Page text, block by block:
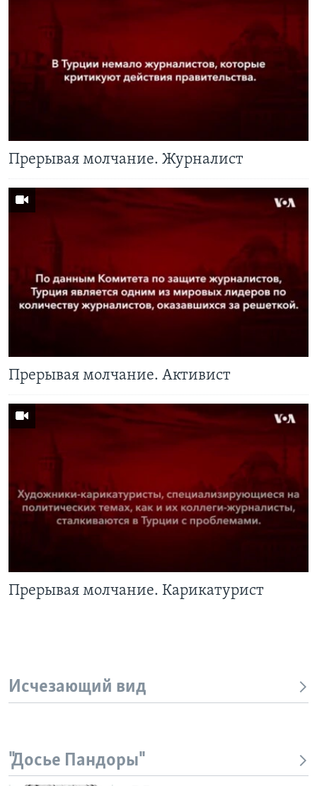
Learning English
СОЦИАЛЬНЫЕ СЕТИ
Прерывая молчание. Журналист
Прерывая молчание. Активист
Прерывая молчание. Карикатурист
Исчезающий вид
"Досье Пандоры"